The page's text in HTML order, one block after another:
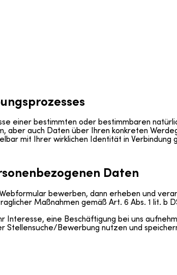
einer bestimmten oder bestimmbaren
aber auch Daten über Ihren konkreten
mit Ihrer wirklichen Identität in Verbindung
Daten
bewerben, dann erheben und
Maßnahmen gemäß Art. 6 Abs. 1 lit. b
eine Beschäftigung bei uns
Stellensuche/Bewerbung nutzen und